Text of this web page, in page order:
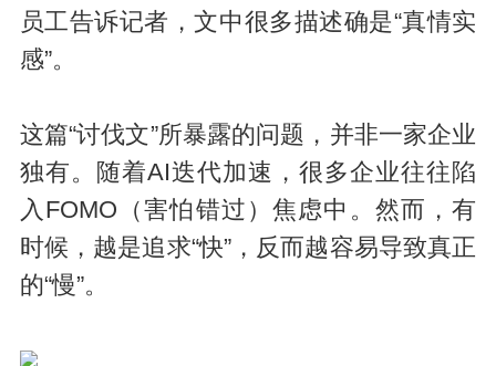
员工告诉记者，文中很多描述确是“真情实
感”。
这篇“讨伐文”所暴露的问题，并非一家企业
独有。随着AI迭代加速，很多企业往往陷
入FOMO（害怕错过）焦虑中。然而，有
时候，越是追求“快”，反而越容易导致真正
的“慢”。